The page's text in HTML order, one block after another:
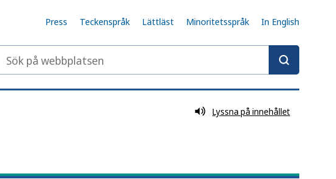
Press Teckenspråk Lättläst Minoritetsspråk In English
Sök på webbplatsen
Lyssna på innehållet